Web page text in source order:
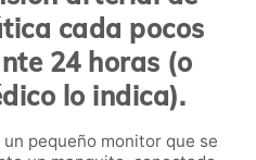
cada pocos
24 horas (o
lo indica).
pequeño monitor que se